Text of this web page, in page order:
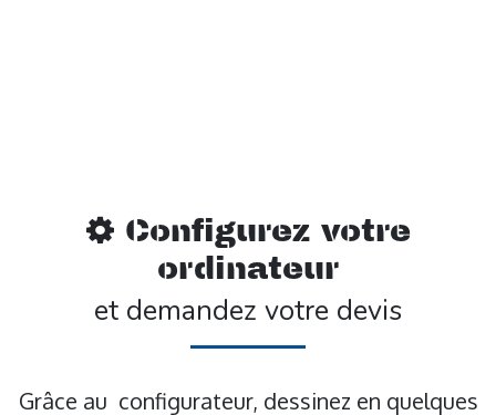
Configurez votre
ordinateur
et demandez votre devis
Grâce au configurateur, dessinez en quelques